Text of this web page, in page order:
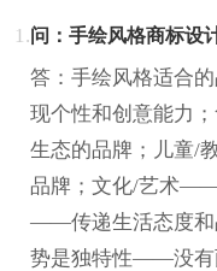
1.问：手绘风格商标设
答：手绘风格适合
现个性和创意能力
生态的品牌；儿童/
品牌；文化/艺术
——传递生活态度和
势是独特性——没有